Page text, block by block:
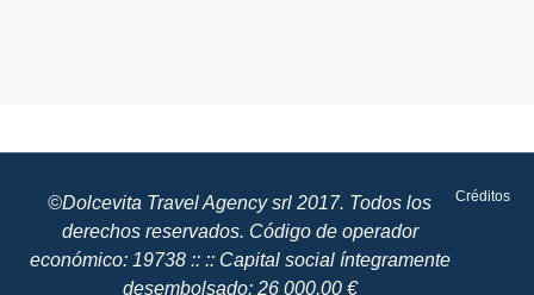
©Dolcevita Travel Agency srl 2017. Todos los
derechos reservados. Código de operador
económico: 19738 :: :: Capital social íntegramente
desembolsado: 26 000,00 €
Créditos